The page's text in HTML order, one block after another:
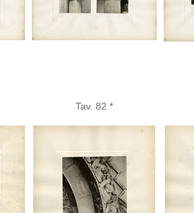
Tav. 82 *